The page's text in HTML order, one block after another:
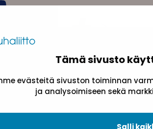
Tämä sivusto
evästeitä sivuston toiminnan
ja analysoimiseen sekä
Salli
Evästeseloste